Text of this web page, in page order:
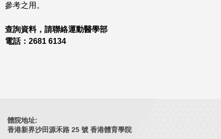
參考之用。
查詢資料，請聯絡運動醫學部
電話：2681 6134
體院地址:
香港新界沙田源禾路 25 號 香港體育學院